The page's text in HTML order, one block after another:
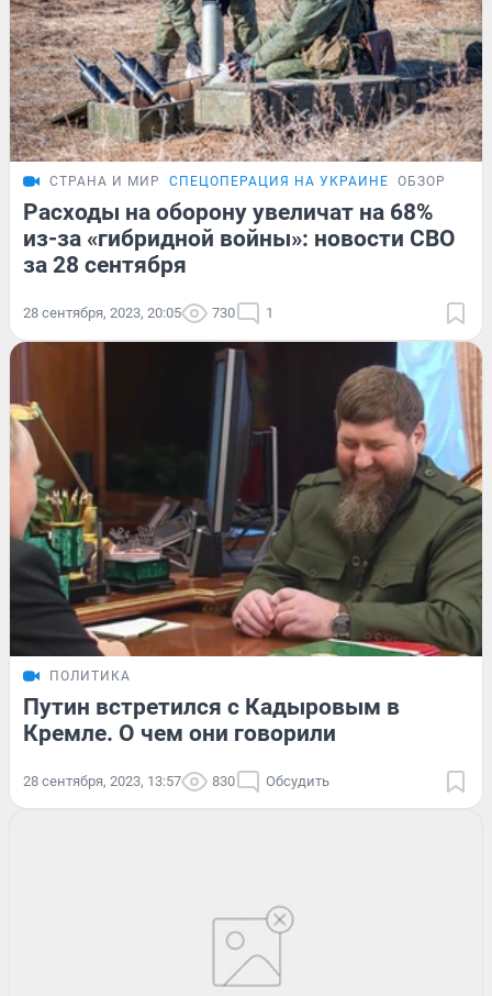
СТРАНА И МИР СПЕЦОПЕРАЦИЯ НА УКРАИНЕ ОБЗОР
Расходы на оборону увеличат на 68%
из-за «гибридной войны»: новости СВО
за 28 сентября
28 сентября, 2023, 20:05 730 1
ПОЛИТИКА
Путин встретился с Кадыровым в
Кремле. О чем они говорили
28 сентября, 2023, 13:57 830 Обсудить